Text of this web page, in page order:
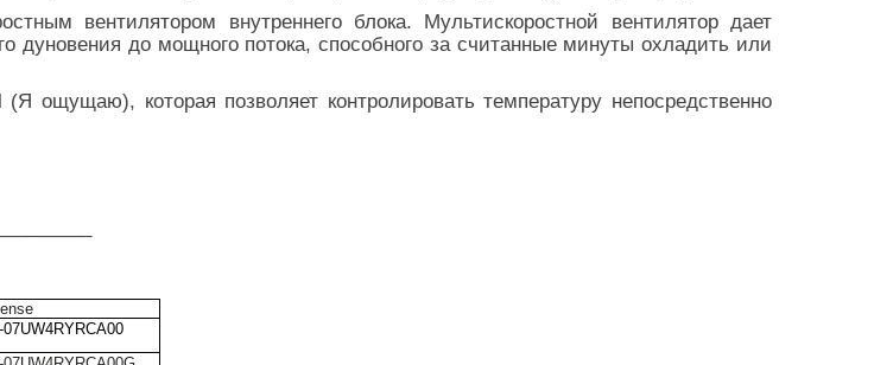
вентилятором внутреннего блока. Мультискоростной вентилятор дает
дуновения до мощного потока, способного за считанные минуты охладить или
которая позволяет контролировать температуру непосредственно